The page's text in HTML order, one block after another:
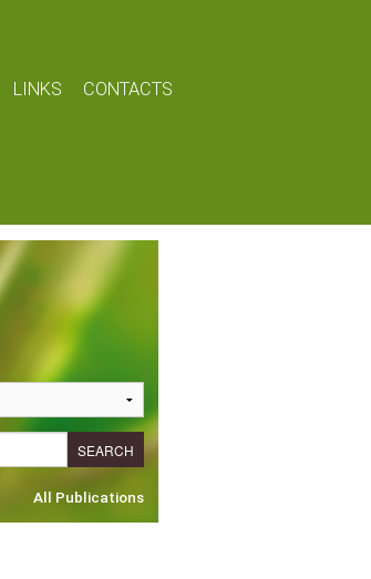
LINKS CONTACTS
SEARCH
All Publications